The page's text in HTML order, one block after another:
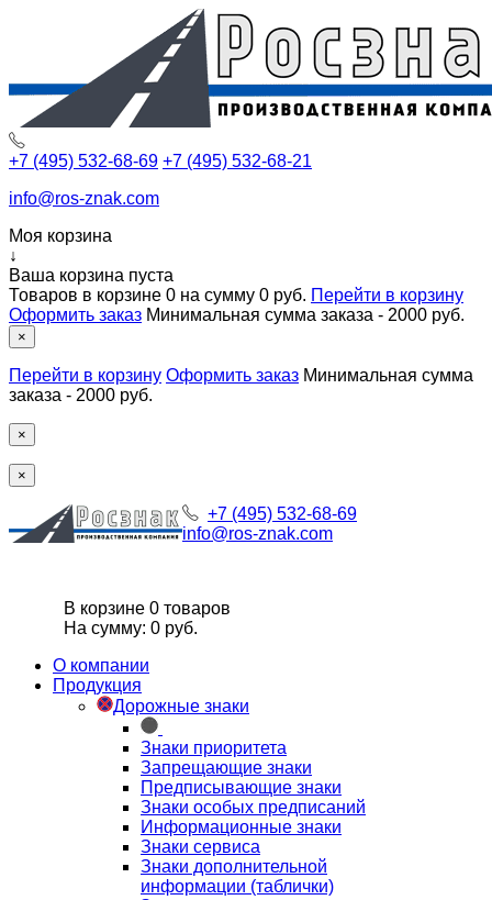
+7 (495) 532-68-69 +7 (495) 532-68-21
info@ros-znak.com
Моя корзина
↓
Ваша корзина пуста
Товаров в корзине 0 на сумму 0 руб. Перейти в корзину
Оформить заказ Минимальная сумма заказа - 2000 руб.
×
Перейти в корзину Оформить заказ Минимальная сумма
заказа - 2000 руб.
×
×
+7 (495) 532-68-69
info@ros-znak.com
В корзине 0 товаров
На сумму: 0 руб.
О компании
Продукция
Дорожные знаки
Знаки приоритета
Запрещающие знаки
Предписывающие знаки
Знаки особых предписаний
Информационные знаки
Знаки сервиса
Знаки дополнительной
информации (таблички)